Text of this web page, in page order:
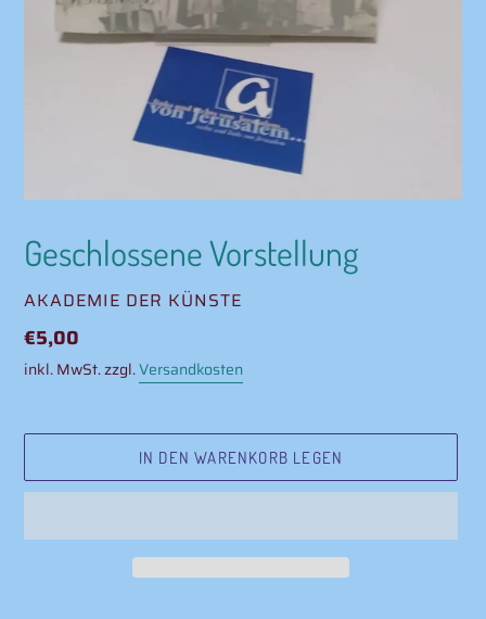
Geschlossene Vorstellung
VERKÄUFER
AKADEMIE DER KÜNSTE
Normaler
Preis
€5,00
inkl. MwSt. zzgl.Versandkosten
IN DEN WARENKORB LEGEN